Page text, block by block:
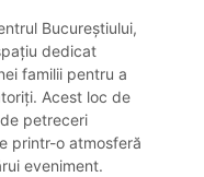
Bucureștiului,
dedicat
familii pentru a
Acest loc de
petreceri
printr-o atmosferă
eveniment.